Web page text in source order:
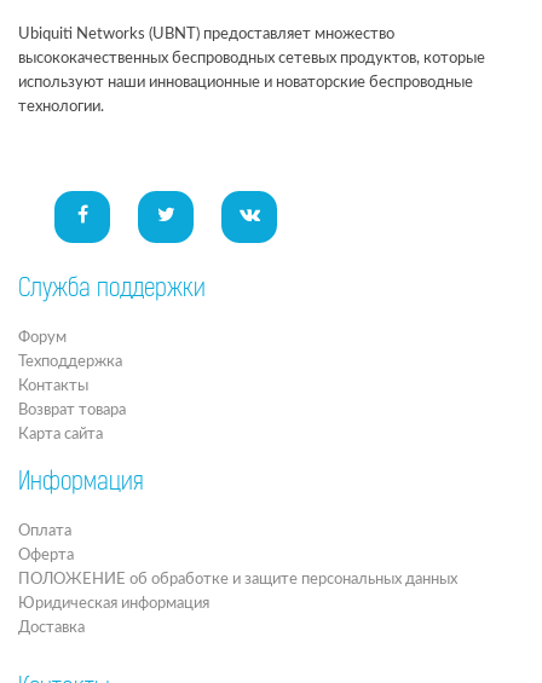
Ubiquiti Networks (UBNT) предоставляет множество
высококачественных беспроводных сетевых продуктов, которые
используют наши инновационные и новаторские беспроводные
технологии.
Служба поддержки
Форум
Техподдержка
Контакты
Возврат товара
Карта сайта
Информация
Оплата
Оферта
ПОЛОЖЕНИЕ об обработке и защите персональных данных
Юридическая информация
Доставка